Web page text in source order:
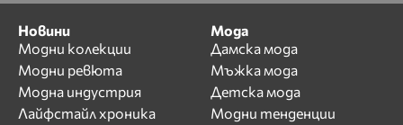
Новини
Модни колекции
Модни ревюта
Модна индустрия
Лайфстайл хроника
Мода
Дамска мода
Мъжка мода
Детска мода
Модни тенденции